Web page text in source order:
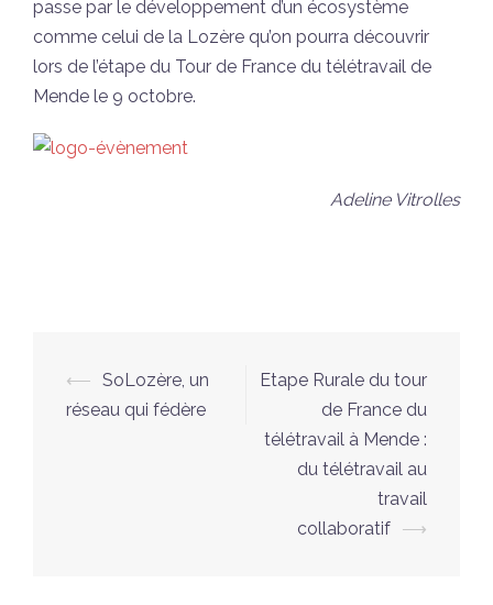
passe par le développement d’un écosystème
comme celui de la Lozère qu’on pourra découvrir
lors de l’étape du Tour de France du télétravail de
Mende le 9 octobre.
Adeline Vitrolles
Navigation
d’article
⟵ SoLozère, un
réseau qui fédère
Etape Rurale du tour
de France du
télétravail à Mende :
du télétravail au
travail
collaboratif ⟶